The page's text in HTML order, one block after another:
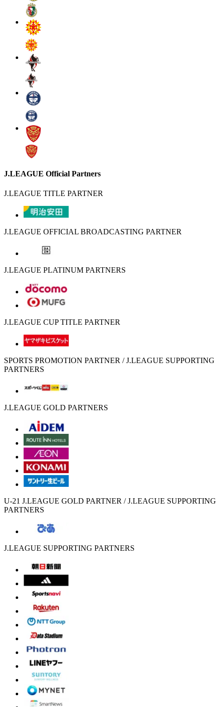
J.LEAGUE Official Partners
J.LEAGUE TITLE PARTNER
J.LEAGUE OFFICIAL BROADCASTING PARTNER
J.LEAGUE PLATINUM PARTNERS
J.LEAGUE CUP TITLE PARTNER
SPORTS PROMOTION PARTNER / J.LEAGUE SUPPORTING
PARTNERS
J.LEAGUE GOLD PARTNERS
U-21 J.LEAGUE GOLD PARTNER / J.LEAGUE SUPPORTING
PARTNERS
J.LEAGUE SUPPORTING PARTNERS